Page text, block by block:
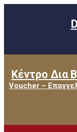
Κέντρο Δια
Voucher –